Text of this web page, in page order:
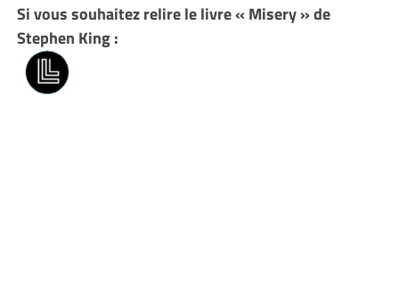
Si vous souhaitez relire le livre « Misery » de
Stephen King :